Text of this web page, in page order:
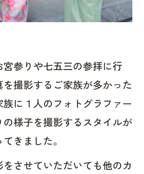
参りや七五三の参拝に行
撮影するご家族が多かった
に１人のフォトグラファー
様子を撮影するスタイルが
きました。
させていただいても他のカ